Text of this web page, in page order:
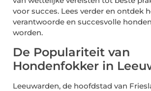
voor succes. Lees verder en ontdek
verantwoorde en succesvolle
worden.
De Populariteit van
Hondenfokker in
Leeuwarden, de hoofdstad van